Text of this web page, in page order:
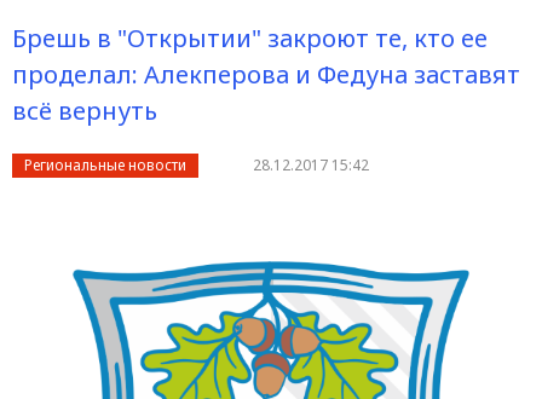
Брешь в "Открытии" закроют те, кто ее
проделал: Алекперова и Федуна заставят
всё вернуть
Региональные новости 28.12.2017 15:42